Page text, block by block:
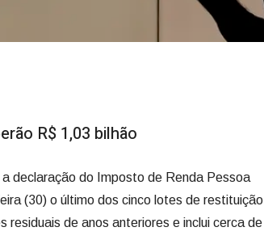
R$ 1,03 bilhão
declaração do Imposto de Renda Pessoa
(30) o último dos cinco lotes de restituição
de anos anteriores e inclui cerca de